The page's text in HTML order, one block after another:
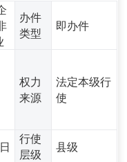
办件
类型
即办件
权力
来源
法定本级行
使
行使
层级
县级